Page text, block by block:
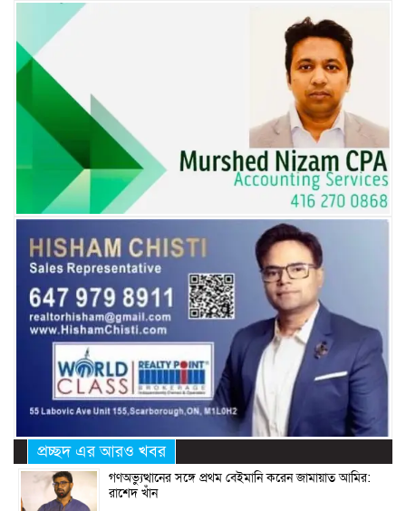
প্রচ্ছদ এর আরও খবর
গণঅভ্যুত্থানের সঙ্গে প্রথম বেইমানি করেন জামায়াত আমির:
রাশেদ খাঁন